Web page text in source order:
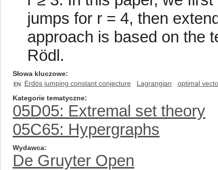
jumps for r = 4, then
approach is based on the
Rödl.
Słowa kluczowe
EN Erdös jumping constant conjecture Lagrangian
optimal
Kategorie tematyczne
05D05: Extremal set theory
05C65: Hypergraphs
Wydawca
De Gruyter Open